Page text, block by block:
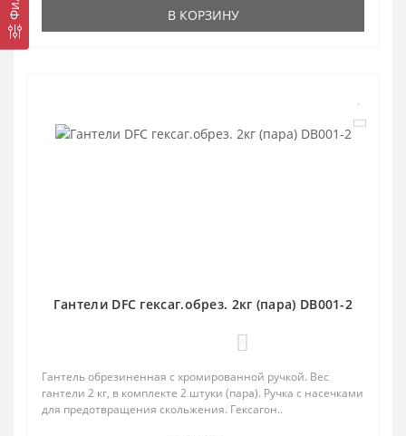
В КОРЗИНУ
Гантели DFC гексаг.обрез. 2кг (пара) DB001-2
Гантель обрезиненная с хромированной ручкой. Вес
гантели 2 кг, в комплекте 2 штуки (пара). Ручка с насечками
для предотвращения скольжения. Гексагон..